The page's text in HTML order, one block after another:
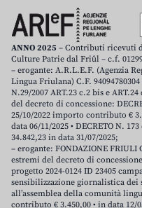
ANNO 2025 – Contributi ricevuti
Culture Patrie dal Friûl – c.f.
– erogante: A.R.L.E.F. (Agenzia
Lingua Friulana) C.F.
N.29/2007 ART.23 c.2 bis e ART.24
del decreto di concessione:
25/10/2022 importo contributo €
data 06/11/2025 • DECRETO N.
34.842,23 in data 31/07/2025;
– erogante: FONDAZIONE FRIULI
estremi del decreto di
progetto 2024-0124 ID 23405
sensibilizzazione giornalistica dei
all’assemblea della comunità
contributo € 3.450,00 • in data 12/